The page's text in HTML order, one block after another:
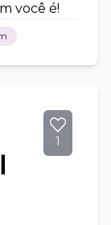
você é!
1